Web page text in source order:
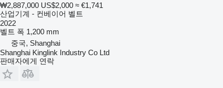
₩2,887,000 US$2,000 ≈ €1,741
산업기계 - 컨베이어 벨트
2022
벨트 폭 1,200 mm
중국, Shanghai
Shanghai Kinglink Industry Co Ltd
판매자에게 연락